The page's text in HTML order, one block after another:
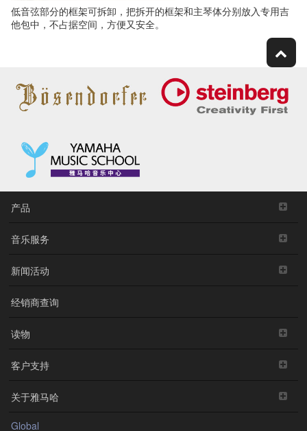
低音弦部分的框架可拆卸，把拆开的框架和主琴体分别放入专用吉
他包中，不占据空间，方便又安全。
产品
音乐服务
新闻活动
经销商查询
读物
客户支持
关于雅马哈
Global